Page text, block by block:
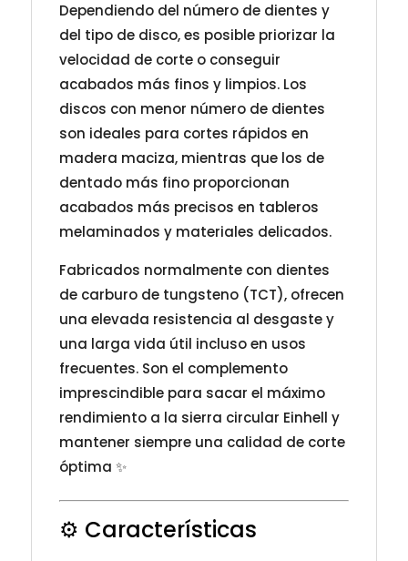
Dependiendo del número de dientes y
del tipo de disco, es posible priorizar la
velocidad de corte o conseguir
acabados más finos y limpios. Los
discos con menor número de dientes
son ideales para cortes rápidos en
madera maciza, mientras que los de
dentado más fino proporcionan
acabados más precisos en tableros
melaminados y materiales delicados.
Fabricados normalmente con dientes
de carburo de tungsteno (TCT), ofrecen
una elevada resistencia al desgaste y
una larga vida útil incluso en usos
frecuentes. Son el complemento
imprescindible para sacar el máximo
rendimiento a la sierra circular Einhell y
mantener siempre una calidad de corte
óptima ✨
⚙️ Características